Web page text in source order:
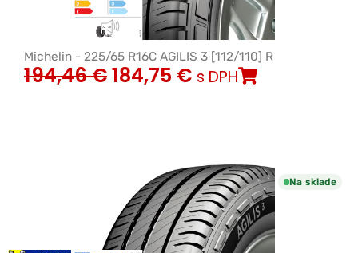
Michelin - 225/65 R16C AGILIS 3 [112/110] R
194,46€184,75 € s DPH
Na sklade